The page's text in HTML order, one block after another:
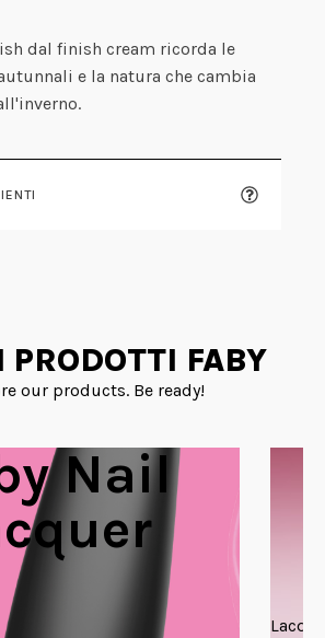
dal finish cream ricorda le
e la natura che cambia
PRODOTTI FABY
our products. Be ready!
Nail